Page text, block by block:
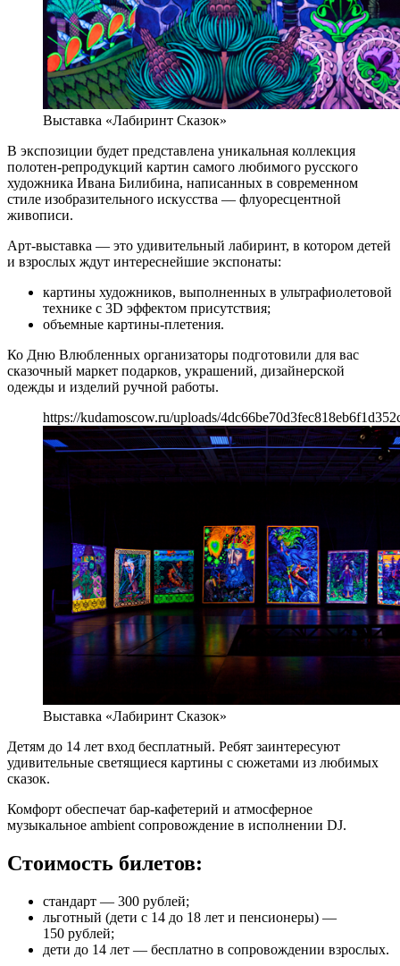
Выставка «Лабиринт Сказок»
В экспозиции будет представлена уникальная коллекция
полотен-репродукций картин самого любимого русского
художника Ивана Билибина, написанных в современном
стиле изобразительного искусства — флуоресцентной
живописи.
Арт-выставка — это удивительный лабиринт, в котором детей
и взрослых ждут интереснейшие экспонаты:
картины художников, выполненных в ультрафиолетовой
технике с 3D эффектом присутствия;
объемные картины-плетения.
Ко Дню Влюбленных организаторы подготовили для вас
сказочный маркет подарков, украшений, дизайнерской
одежды и изделий ручной работы.
https://kudamoscow.ru/uploads/
Выставка «Лабиринт Сказок»
Детям до 14 лет вход бесплатный. Ребят заинтересуют
удивительные светящиеся картины с сюжетами из любимых
сказок.
Комфорт обеспечат бар-кафетерий и атмосферное
музыкальное ambient сопровождение в исполнении DJ.
Стоимость билетов:
стандарт — 300 рублей;
льготный (дети с 14 до 18 лет и пенсионеры) —
150 рублей;
дети до 14 лет — бесплатно в сопровождении взрослых.